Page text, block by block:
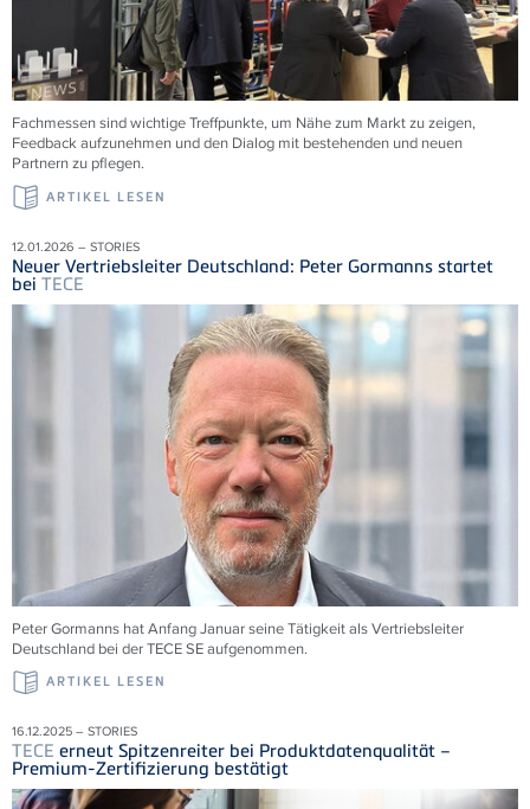
Fachmessen sind wichtige Treffpunkte, um Nähe zum Markt zu zeigen,
Feedback aufzunehmen und den Dialog mit bestehenden und neuen
Partnern zu pflegen.
ARTIKEL LESEN
12.01.2026 – STORIES
Neuer Vertriebsleiter Deutschland: Peter Gormanns startet
bei TECE
Peter Gormanns hat Anfang Januar seine Tätigkeit als Vertriebsleiter
Deutschland bei derTECESE aufgenommen.
ARTIKEL LESEN
16.12.2025 – STORIES
TECE erneut Spitzenreiter bei Produktdatenqualität –
Premium-Zertifizierung bestätigt